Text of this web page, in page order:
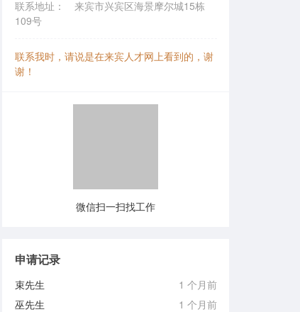
联系地址：
来宾市兴宾区海景摩尔城15栋
109号
联系我时，请说是在来宾人才网上看到的，谢
谢！
微信扫一扫找工作
申请记录
束先生
1 个月前
巫先生
1 个月前